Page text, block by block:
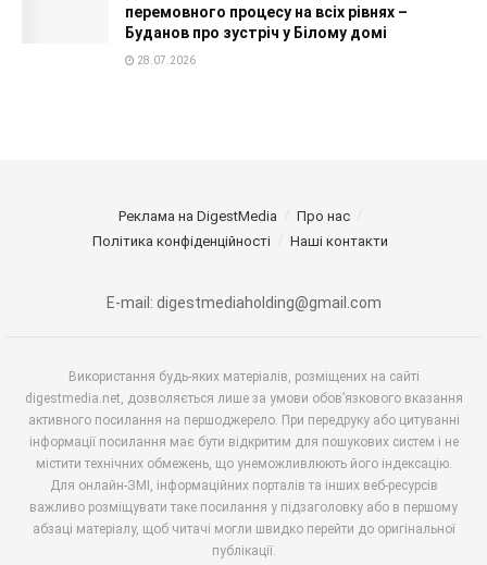
перемовного процесу на всіх рівнях –
Буданов про зустріч у Білому домі
28.07.2026
Реклама на DigestMedia
Про нас
Політика конфіденційності
Наші контакти
E-mail: digestmediaholding@gmail.com
Використання будь-яких матеріалів, розміщених на сайті
digestmedia.net, дозволяється лише за умови обов’язкового вказання
активного посилання на першоджерело. При передруку або цитуванні
інформації посилання має бути відкритим для пошукових систем і не
містити технічних обмежень, що унеможливлюють його індексацію.
Для онлайн-ЗМІ, інформаційних порталів та інших веб-ресурсів
важливо розміщувати таке посилання у підзаголовку або в першому
абзаці матеріалу, щоб читачі могли швидко перейти до оригінальної
публікації.